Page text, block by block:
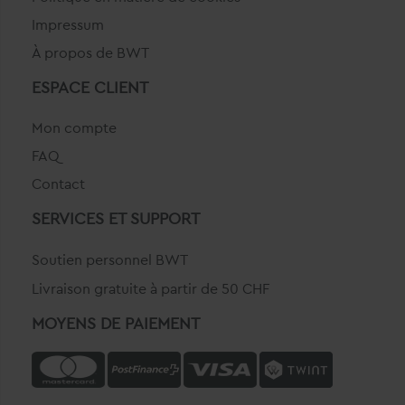
Impressum
À propos de BWT
ESPACE CLIENT
Mon compte
FAQ
Contact
SERVICES ET SUPPORT
Soutien personnel BWT
Livraison gratuite à partir de 50 CHF
MOYENS DE PAIEMENT